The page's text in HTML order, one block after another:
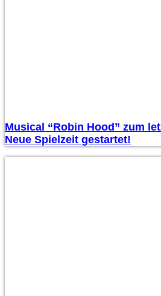
Musical “Robin Hood” zum
Neue Spielzeit gestartet!